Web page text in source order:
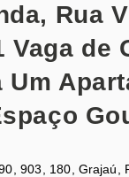
Rua
Vaga de
Um
903 180 Grajaú